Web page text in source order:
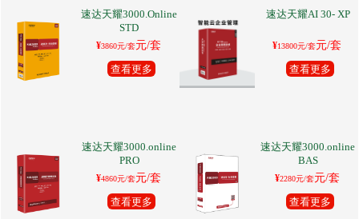
速达天耀3000.Online
STD
¥3860元/套元/套
查看更多
速达天耀AI 30- XP
¥13800元/套元/套
查看更多
速达天耀3000.online
PRO
¥4860元/套元/套
查看更多
速达天耀3000.online
BAS
¥2280元/套元/套
查看更多